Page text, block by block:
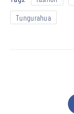
Tungurahua